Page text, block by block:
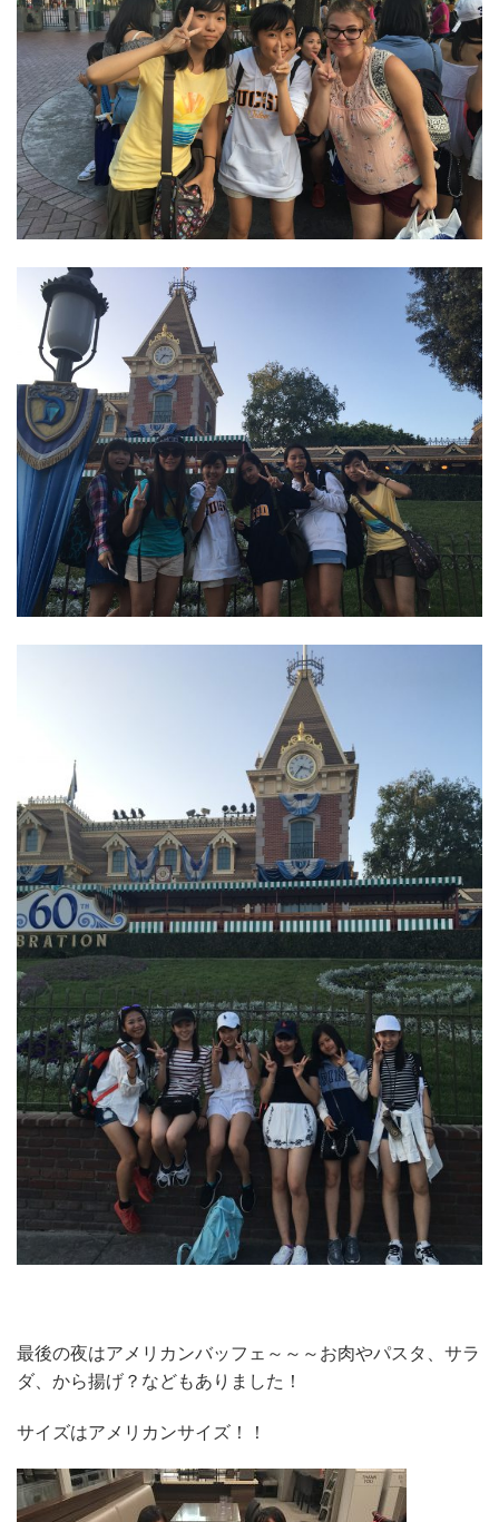
最後の夜はアメリカンバッフェ～～～お肉やパスタ、サラ
ダ、から揚げ？などもありました！
サイズはアメリカンサイズ！！